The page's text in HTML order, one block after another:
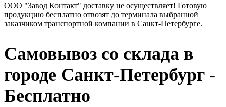
ООО "Завод Контакт" доставку не осуществляет! Готовую
продукцию бесплатно отвозят до терминала выбранной
заказчиком транспортной компании в Санкт-Петербурге.
Самовывоз со склада в
городе Санкт-Петербург -
Бесплатно